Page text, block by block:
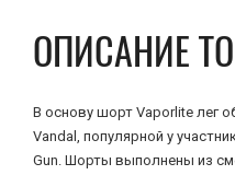
ОПИСАНИЕ
В основу шорт Vaporlite лег
Vandal, популярной у
Gun. Шорты выполнены из